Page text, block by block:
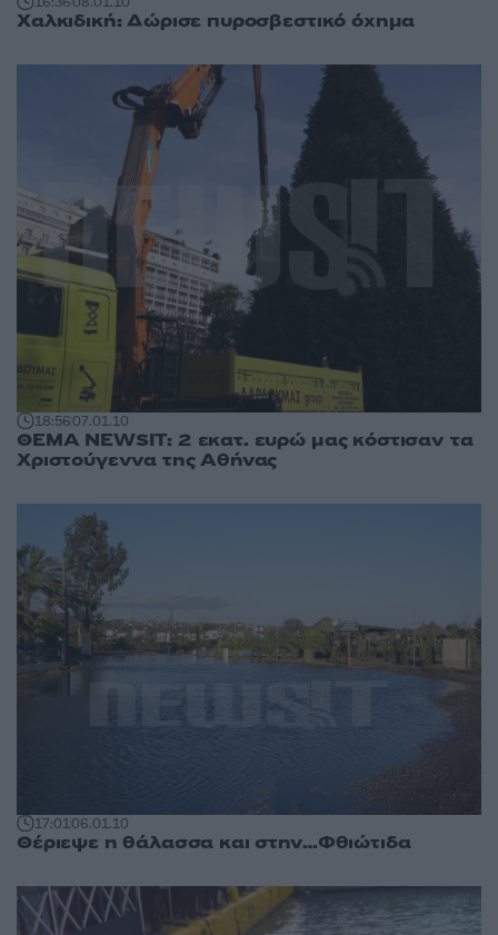
Χαλκιδική: Δώρισε πυροσβεστικό όχημα
18:5607.01.10
ΘΕΜΑ NEWSIT: 2 εκατ. ευρώ μας κόστισαν τα
Χριστούγεννα της Αθήνας
17:0106.01.10
Θέριεψε η θάλασσα και στην…Φθιώτιδα